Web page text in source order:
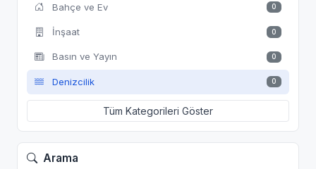
Bahçe ve Ev 0
İnşaat 0
Basın ve Yayın 0
Denizcilik 0
Tüm Kategorileri Göster
Arama